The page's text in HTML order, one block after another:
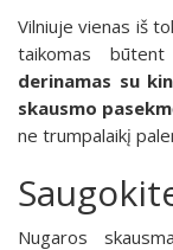
Vilniuje vienas iš
taikomas
derinamas su
skausmo
ne trumpalaikį
Nugaros